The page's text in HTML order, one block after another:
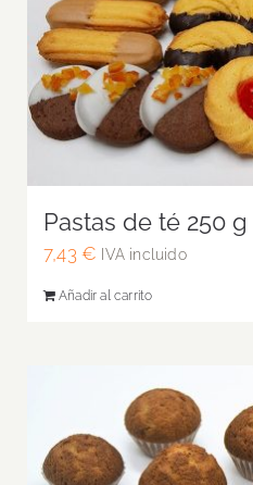
Pastas de té 250 g
7,43 € IVA incluido
Añadir al carrito